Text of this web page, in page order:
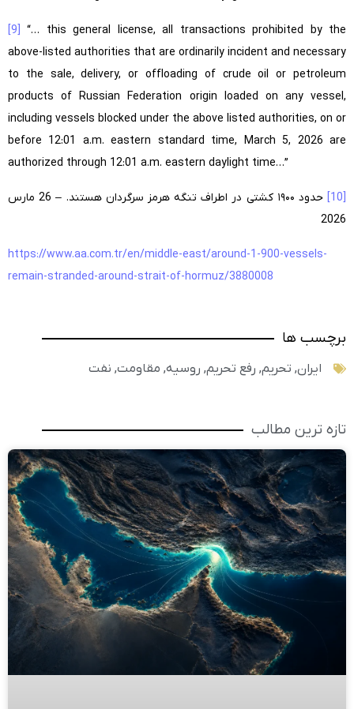
[9] “… this general license, all transactions prohibited by the
above-listed authorities that are ordinarily incident and necessary
to the sale, delivery, or offloading of crude oil or petroleum
products of Russian Federation origin loaded on any vessel,
including vessels blocked under the above listed authorities, on or
before 12:01 a.m. eastern standard time, March 5, 2026 are
authorized through 12:01 a.m. eastern daylight time…”
[10] حدود ۱۹۰۰ کشتی در اطراف تنگه هرمز سرگردان هستند.
– 26 مارس
2026
https://www.aa.com.tr/en/middle-east/around-1-900-vessels-
remain-stranded-around-strait-of-hormuz/3880008
برچسب ها
ایران, تحریم, رفع تحریم, روسیه, مقاومت, نفت
تازه ترین مطالب